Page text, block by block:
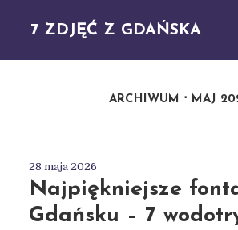
7 ZDJĘĆ Z GDAŃSKA
ARCHIWUM MAJ
28 maja 2026
Najpiękniejsze
Gdańsku – 7